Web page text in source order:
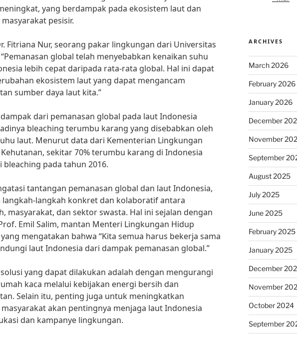
yang berdampak pada ekosistem laut dan
pesisir.
Fitriana Nur, seorang pakar lingkungan dari Universitas
global telah menyebabkan kenaikan suhu
lebih cepat daripada rata-rata global. Hal ini dapat
ekosistem laut yang dapat mengancam
sumber daya laut kita.”
dari pemanasan global pada laut Indonesia
bleaching terumbu karang yang disebabkan oleh
laut. Menurut data dari Kementerian Lingkungan
sekitar 70% terumbu karang di Indonesia
bleaching pada tahun 2016.
tantangan pemanasan global dan laut Indonesia,
langkah konkret dan kolaboratif antara
masyarakat, dan sektor swasta. Hal ini sejalan dengan
Emil Salim, mantan Menteri Lingkungan Hidup
mengatakan bahwa “Kita semua harus bekerja sama
laut Indonesia dari dampak pemanasan global.”
yang dapat dilakukan adalah dengan mengurangi
kaca melalui kebijakan energi bersih dan
Selain itu, penting juga untuk meningkatkan
akan pentingnya menjaga laut Indonesia
dan kampanye lingkungan.
ARCHIVES
March 2026
February 2026
January 2026
December
November
September
August 2025
July 2025
June 2025
February 2025
January 2025
December
November
October 2024
September